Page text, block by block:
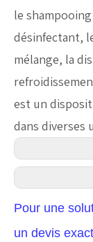
le
désinfectant,
mélange, la
est un
dans diverses
Pour une
un devis